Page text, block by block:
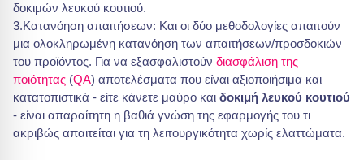
δοκιμών λευκού κουτιού.
3.Κατανόηση απαιτήσεων: Και οι δύο μεθοδολογίες απαιτούν
μια ολοκληρωμένη κατανόηση των απαιτήσεων/προσδοκιών
του προϊόντος. Για να εξασφαλιστούν διασφάλιση της
ποιότητας (QA) αποτελέσματα που είναι αξιοποιήσιμα και
κατατοπιστικά - είτε κάνετε μαύρο και δοκιμή λευκού κουτιού
- είναι απαραίτητη η βαθιά γνώση της εφαρμογής του τι
ακριβώς απαιτείται για τη λειτουργικότητα χωρίς ελαττώματα.